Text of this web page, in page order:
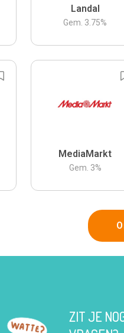
Landal
Gem. 3.75%
MediaMarkt
Gem. 3%
ZIT JE